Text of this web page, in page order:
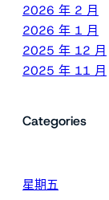
2026 年 2 月
2026 年 1 月
2025 年 12 月
2025 年 11 月
Categories
星期五